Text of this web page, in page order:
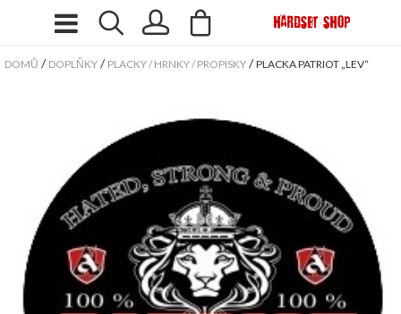
DOMŮ / DOPLŇKY / PLACKY / HRNKY / PROPISKY /PLACKA PATRIOT „LEV“